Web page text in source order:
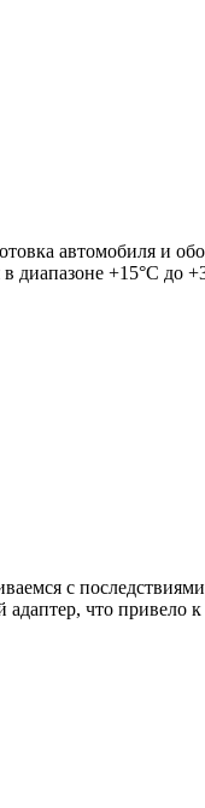
автомобиля и
+15°C до
с
что привело к